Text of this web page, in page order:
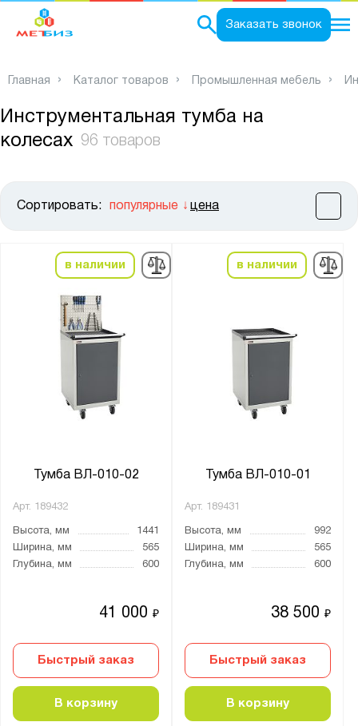
Заказать звонок
Главная Каталог товаров Промышленная мебель
Инструментальная тумба на
колесах
96 товаров
Сортировать: популярные цена
в наличии
Тумба ВЛ-010-02
Арт. 189432
Высота, мм
1441
Ширина, мм
565
Глубина, мм
600
41 000₽
Быстрый заказ
В корзину
в наличии
Тумба ВЛ-010-01
Арт. 189431
Высота, мм
992
Ширина, мм
565
Глубина, мм
600
38 500₽
Быстрый заказ
В корзину
Экран:
1 экран
В комплекте
Количество полок, шт.:
от до